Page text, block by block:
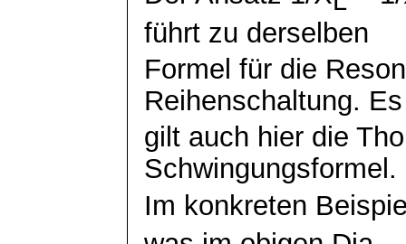
führt zu derselben
Formel für die
Reihenschaltung. Es
gilt auch hier die
Schwingungsformel.
Im konkreten